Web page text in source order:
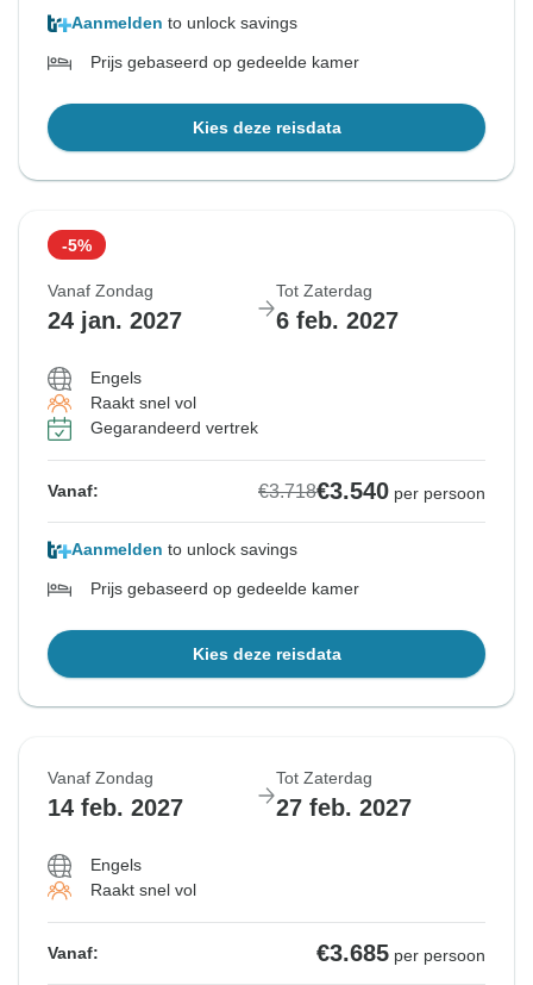
Aanmelden to unlock savings
Prijs gebaseerd op gedeelde kamer
Kies deze reisdata
-5%
Vanaf Zondag
24 jan. 2027
Tot Zaterdag
6 feb. 2027
Engels
Raakt snel vol
Gegarandeerd vertrek
Vanaf: €3.718€3.540 per persoon
Aanmelden to unlock savings
Prijs gebaseerd op gedeelde kamer
Kies deze reisdata
Vanaf Zondag
14 feb. 2027
Tot Zaterdag
27 feb. 2027
Engels
Raakt snel vol
Vanaf: €3.685 per persoon